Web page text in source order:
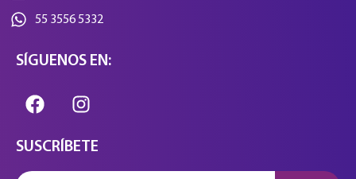
55 3556 5332
SÍGUENOS EN:
SUSCRÍBETE